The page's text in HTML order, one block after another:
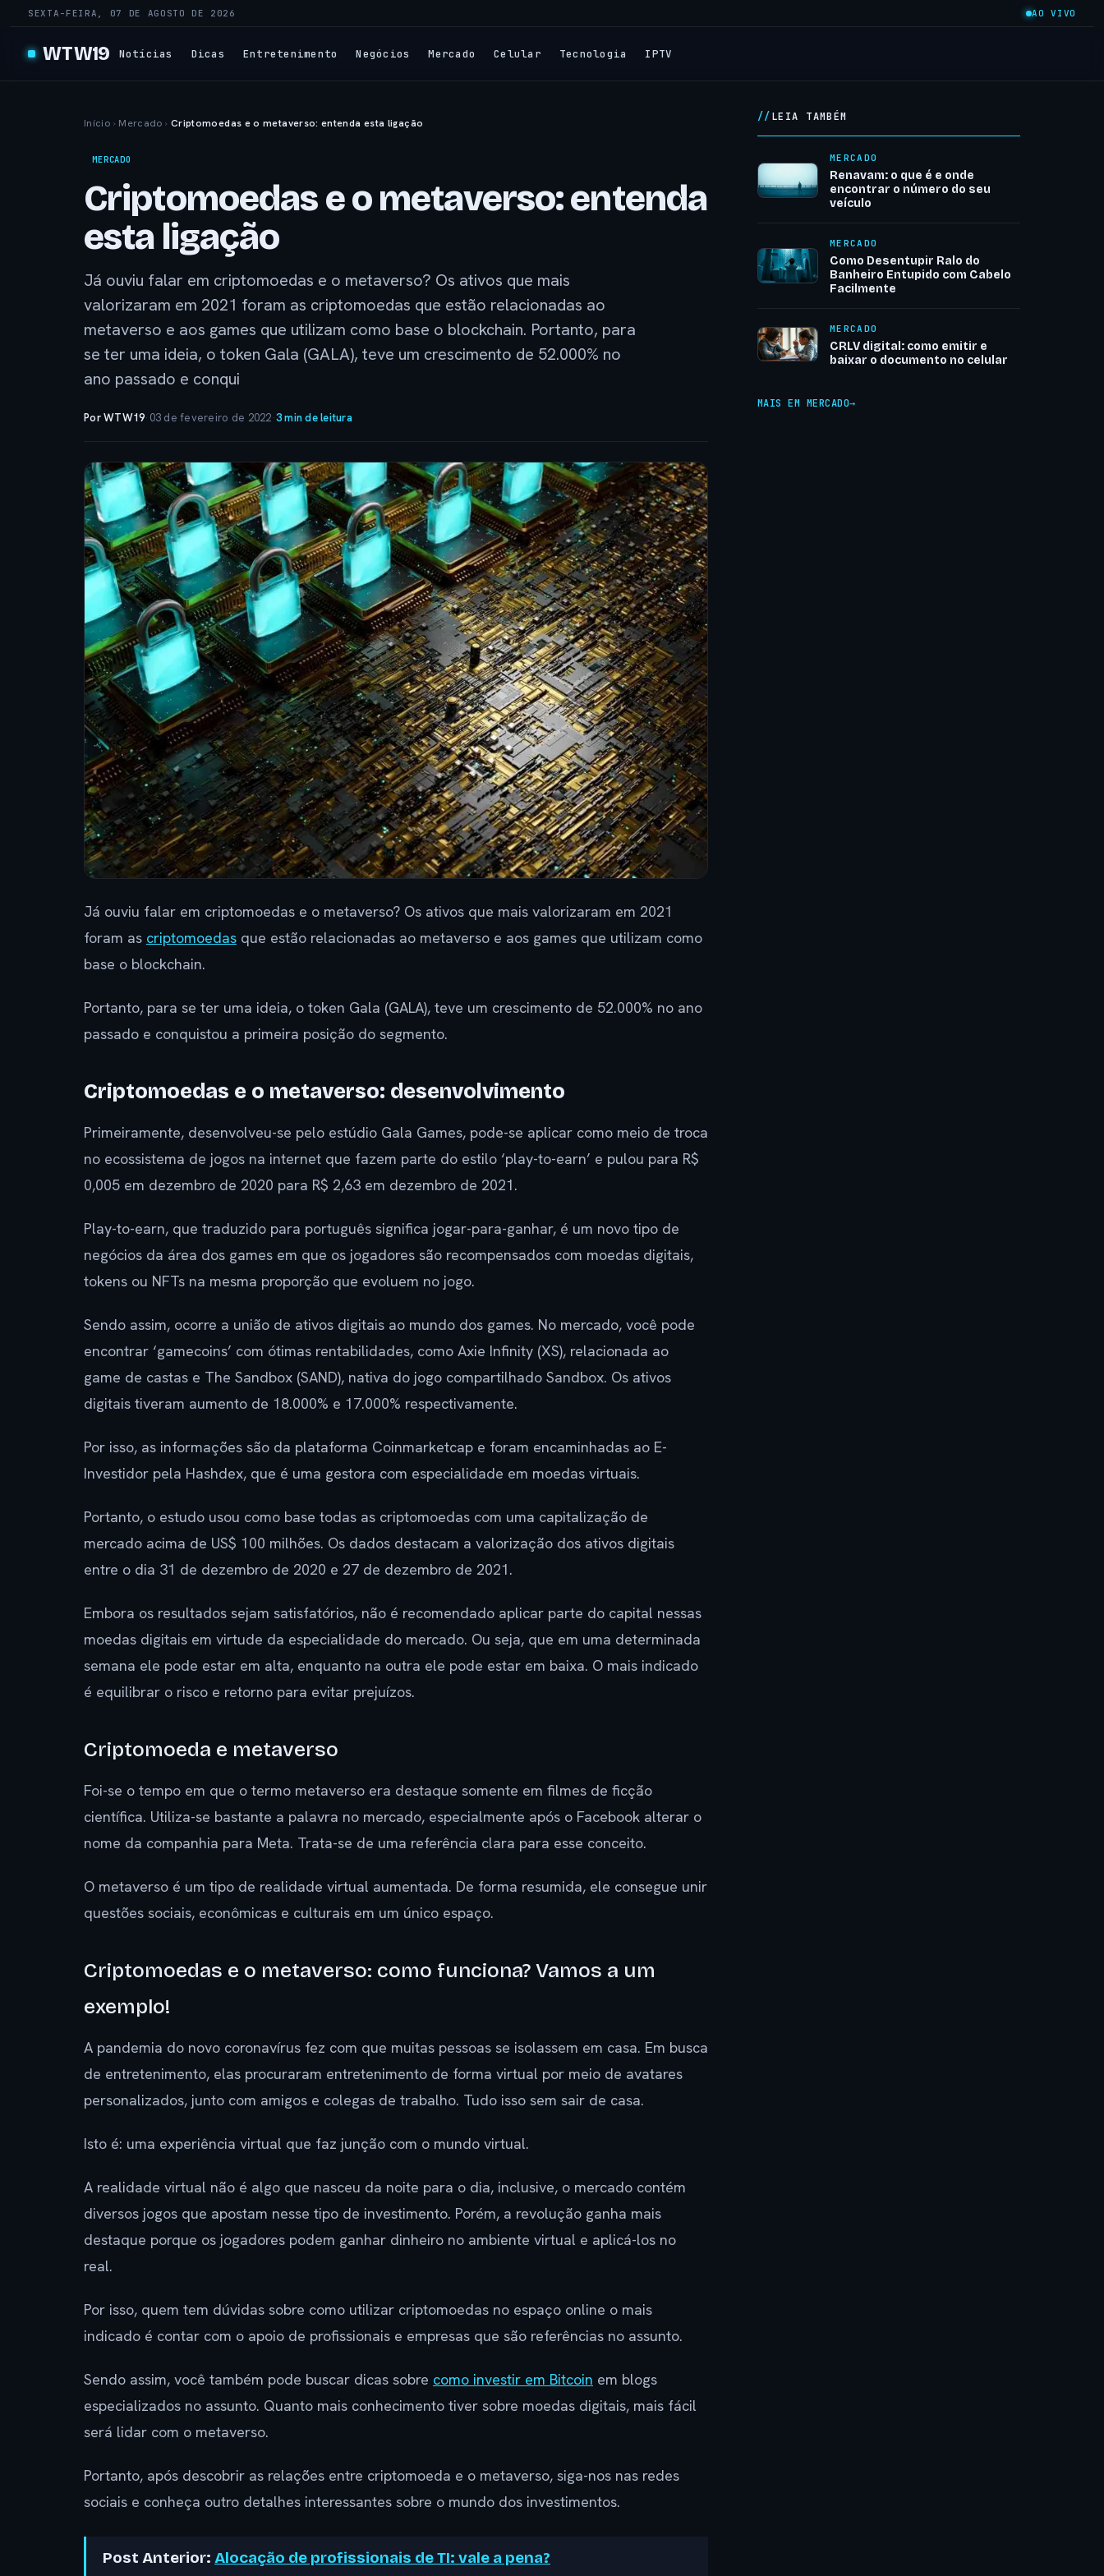
SEXTA-FEIRA, 07 DE AGOSTO DE 2026 AO VIVO
WTW19 Notícias Dicas Entretenimento Negócios Mercado Celular Tecnologia IPTV
Início › Mercado › Criptomoedas e o metaverso: entenda esta ligação
MERCADO
Criptomoedas e o metaverso: entenda
esta ligação
Já ouviu falar em criptomoedas e o metaverso? Os ativos que mais
valorizaram em 2021 foram as criptomoedas que estão relacionadas ao
metaverso e aos games que utilizam como base o blockchain. Portanto, para
se ter uma ideia, o token Gala (GALA), teve um crescimento de 52.000% no
ano passado e conqui
Por WTW19· 03 de fevereiro de 2022·3 min de leitura
Já ouviu falar em criptomoedas e o metaverso? Os ativos que mais valorizaram em 2021
foram as criptomoedas que estão relacionadas ao metaverso e aos games que utilizam como
base o blockchain.
Portanto, para se ter uma ideia, o token Gala (GALA), teve um crescimento de 52.000% no ano
passado e conquistou a primeira posição do segmento.
Criptomoedas e o metaverso: desenvolvimento
Primeiramente, desenvolveu-se pelo estúdio Gala Games, pode-se aplicar como meio de troca
no ecossistema de jogos na internet que fazem parte do estilo ‘play-to-earn’ e pulou para R$
0,005 em dezembro de 2020 para R$ 2,63 em dezembro de 2021.
Play-to-earn, que traduzido para português significa jogar-para-ganhar, é um novo tipo de
negócios da área dos games em que os jogadores são recompensados com moedas digitais,
tokens ou NFTs na mesma proporção que evoluem no jogo.
Sendo assim, ocorre a união de ativos digitais ao mundo dos games. No mercado, você pode
encontrar ‘gamecoins’ com ótimas rentabilidades, como Axie Infinity (XS), relacionada ao
game de castas e The Sandbox (SAND), nativa do jogo compartilhado Sandbox. Os ativos
digitais tiveram aumento de 18.000% e 17.000% respectivamente.
Por isso, as informações são da plataforma Coinmarketcap e foram encaminhadas ao E-
Investidor pela Hashdex, que é uma gestora com especialidade em moedas virtuais.
Portanto, o estudo usou como base todas as criptomoedas com uma capitalização de
mercado acima de US$ 100 milhões. Os dados destacam a valorização dos ativos digitais
entre o dia 31 de dezembro de 2020 e 27 de dezembro de 2021.
Embora os resultados sejam satisfatórios, não é recomendado aplicar parte do capital nessas
moedas digitais em virtude da especialidade do mercado. Ou seja, que em uma determinada
semana ele pode estar em alta, enquanto na outra ele pode estar em baixa. O mais indicado
é equilibrar o risco e retorno para evitar prejuízos.
Criptomoeda e metaverso
Foi-se o tempo em que o termo metaverso era destaque somente em filmes de ficção
científica. Utiliza-se bastante a palavra no mercado, especialmente após o Facebook alterar o
nome da companhia para Meta. Trata-se de uma referência clara para esse conceito.
O metaverso é um tipo de realidade virtual aumentada. De forma resumida, ele consegue unir
questões sociais, econômicas e culturais em um único espaço.
Criptomoedas e o metaverso: como funciona? Vamos a um
exemplo!
A pandemia do novo coronavírus fez com que muitas pessoas se isolassem em casa. Em busca
de entretenimento, elas procuraram entretenimento de forma virtual por meio de avatares
personalizados, junto com amigos e colegas de trabalho. Tudo isso sem sair de casa.
Isto é: uma experiência virtual que faz junção com o mundo virtual.
A realidade virtual não é algo que nasceu da noite para o dia, inclusive, o mercado contém
diversos jogos que apostam nesse tipo de investimento. Porém, a revolução ganha mais
destaque porque os jogadores podem ganhar dinheiro no ambiente virtual e aplicá-los no
real.
Por isso, quem tem dúvidas sobre como utilizar criptomoedas no espaço online o mais
indicado é contar com o apoio de profissionais e empresas que são referências no assunto.
Sendo assim, você também pode buscar dicas sobre como investir em Bitcoin em blogs
especializados no assunto. Quanto mais conhecimento tiver sobre moedas digitais, mais fácil
será lidar com o metaverso.
Portanto, após descobrir as relações entre criptomoeda e o metaverso, siga-nos nas redes
sociais e conheça outro detalhes interessantes sobre o mundo dos investimentos.
Post Anterior: Alocação de profissionais de TI: vale a pena?
LEIA TAMBÉM
MERCADO
Renavam: o que é e onde
encontrar o número do seu
veículo
MERCADO
Como Desentupir Ralo do
Banheiro Entupido com Cabelo
Facilmente
MERCADO
CRLV digital: como emitir e
baixar o documento no celular
MAIS EM MERCADO